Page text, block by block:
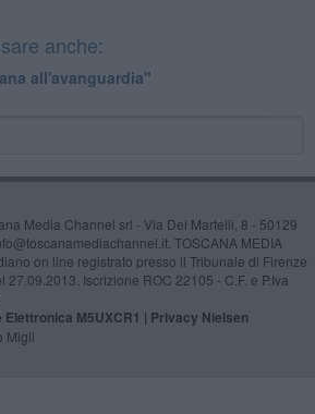
anche:
all'avanguardia"
Media Channel srl - Via Dei Martelli, 8 - 50129
TOSCANA MEDIA
on line registrato presso il Tribunale di Firenze
27.09.2013. Iscrizione ROC 22105 - C.F. e P.Iva
Elettronica M5UXCR1 | Privacy Nielsen
Migli